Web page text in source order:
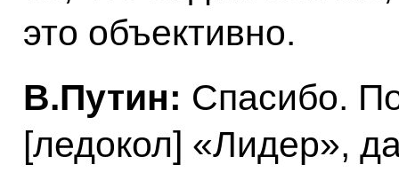
это объективно.
В.Путин: Спасибо.
[ледокол] «Лидер»,